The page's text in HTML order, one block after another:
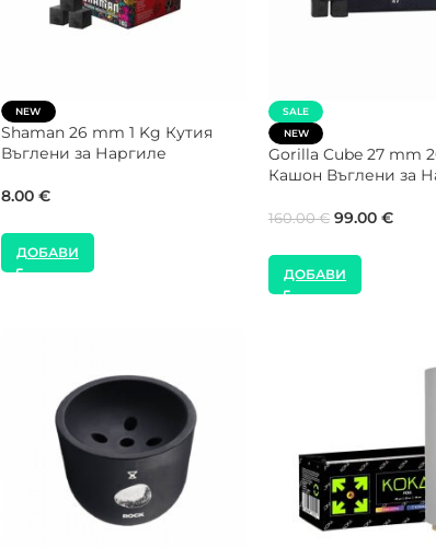
COCOLOCO 25 mm 1 Kg Кутия
Въглени за Наргиле
ДОБАВИ
SALE
NEW
Gorilla Cube 28 mm
Въглени за Наргиле
40.00€ 35.00€
ДОБАВИ